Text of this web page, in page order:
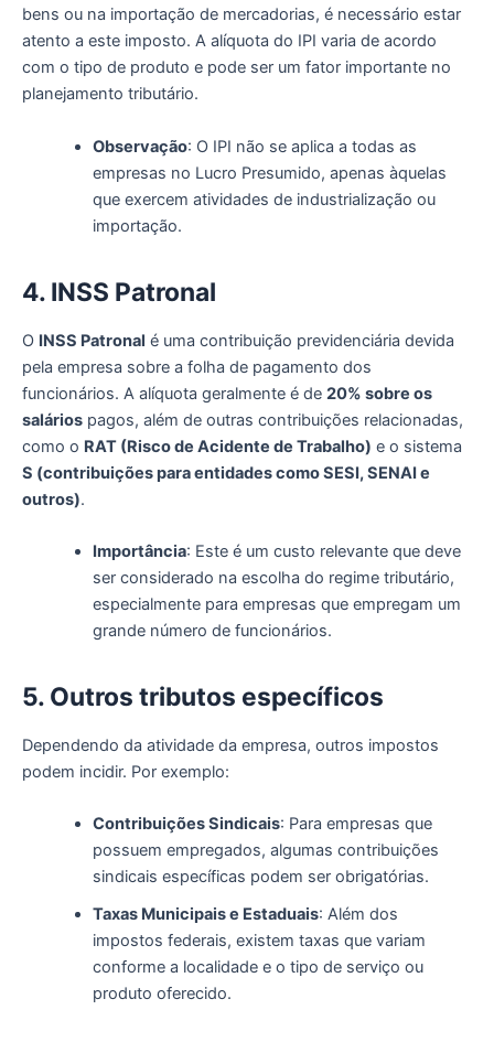
bens ou na importação de mercadorias, é necessário estar
atento a este imposto. A alíquota do IPI varia de acordo
com o tipo de produto e pode ser um fator importante no
planejamento tributário.
Observação: O IPI não se aplica a todas as
empresas no Lucro Presumido, apenas àquelas
que exercem atividades de industrialização ou
importação.
4. INSS Patronal
O INSS Patronal é uma contribuição previdenciária devida
pela empresa sobre a folha de pagamento dos
funcionários. A alíquota geralmente é de 20% sobre os
salários pagos, além de outras contribuições relacionadas,
como o RAT (Risco de Acidente de Trabalho) e o sistema
S (contribuições para entidades como SESI, SENAI e
outros).
Importância: Este é um custo relevante que deve
ser considerado na escolha do regime tributário,
especialmente para empresas que empregam um
grande número de funcionários.
5. Outros tributos específicos
Dependendo da atividade da empresa, outros impostos
podem incidir. Por exemplo:
Contribuições Sindicais: Para empresas que
possuem empregados, algumas contribuições
sindicais específicas podem ser obrigatórias.
Taxas Municipais e Estaduais: Além dos
impostos federais, existem taxas que variam
conforme a localidade e o tipo de serviço ou
produto oferecido.